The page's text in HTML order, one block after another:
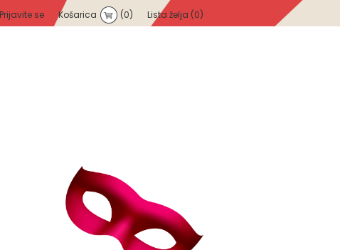
Prijavite se Košarica (0) Lista želja (0)